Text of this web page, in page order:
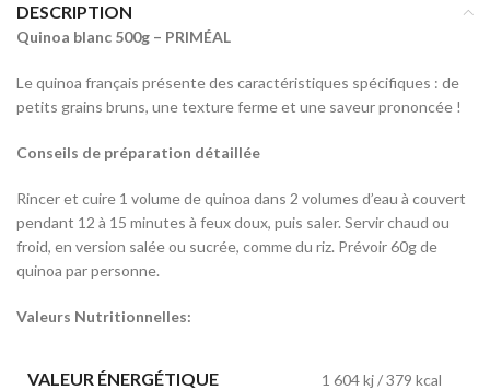
DESCRIPTION
Quinoa blanc 500g – PRIMÉAL
Le quinoa français présente des caractéristiques spécifiques : de
petits grains bruns, une texture ferme et une saveur prononcée !
Conseils de préparation détaillée
Rincer et cuire 1 volume de quinoa dans 2 volumes d’eau à couvert
pendant 12 à 15 minutes à feux doux, puis saler. Servir chaud ou
froid, en version salée ou sucrée, comme du riz. Prévoir 60g de
quinoa par personne.
Valeurs Nutritionnelles:
VALEUR ÉNERGÉTIQUE 1 604 kj / 379 kcal